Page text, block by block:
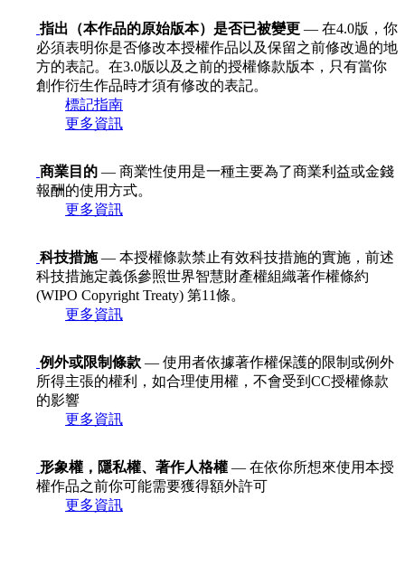
指出（本作品的原始版本）是否已被變更 — 在4.0版，你
必須表明你是否修改本授權作品以及保留之前修改過的地
方的表記。在3.0版以及之前的授權條款版本，只有當你
創作衍生作品時才須有修改的表記。
標記指南
更多資訊
商業目的 — 商業性使用是一種主要為了商業利益或金錢
報酬的使用方式。
更多資訊
科技措施— 本授權條款禁止有效科技措施的實施，前述
科技措施定義係參照世界智慧財產權組織著作權條約
(WIPO Copyright Treaty) 第11條。
更多資訊
例外或限制條款 — 使用者依據著作權保護的限制或例外
所得主張的權利，如合理使用權，不會受到CC授權條款
的影響
更多資訊
形象權，隱私權、著作人格權 — 在依你所想來使用本授
權作品之前你可能需要獲得額外許可
更多資訊